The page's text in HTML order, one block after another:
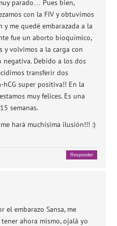
parado… Pues bien,
con la FIV y obtuvimos
me quedé embarazada a la
fue un aborto bioquímico,
y volvimos a la carga con
Debido a los dos
transferir dos
super positiva!! En la
muy felices. Es una
semanas.
hará muchísima ilusión!!! :)
Responder
el embarazo Sansa, me
ahora mismo, ojalá yo